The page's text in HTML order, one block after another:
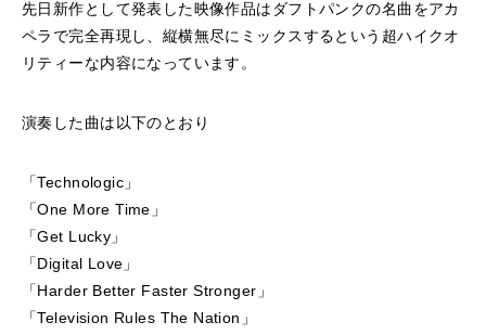
先日新作として発表した映像作品はダフトパンクの名曲をアカ
ペラで完全再現し、縦横無尽にミックスするという超ハイクオ
リティーな内容になっています。
演奏した曲は以下のとおり
「Technologic」
「One More Time」
「Get Lucky」
「Digital Love」
「Harder Better Faster Stronger」
「Television Rules The Nation」